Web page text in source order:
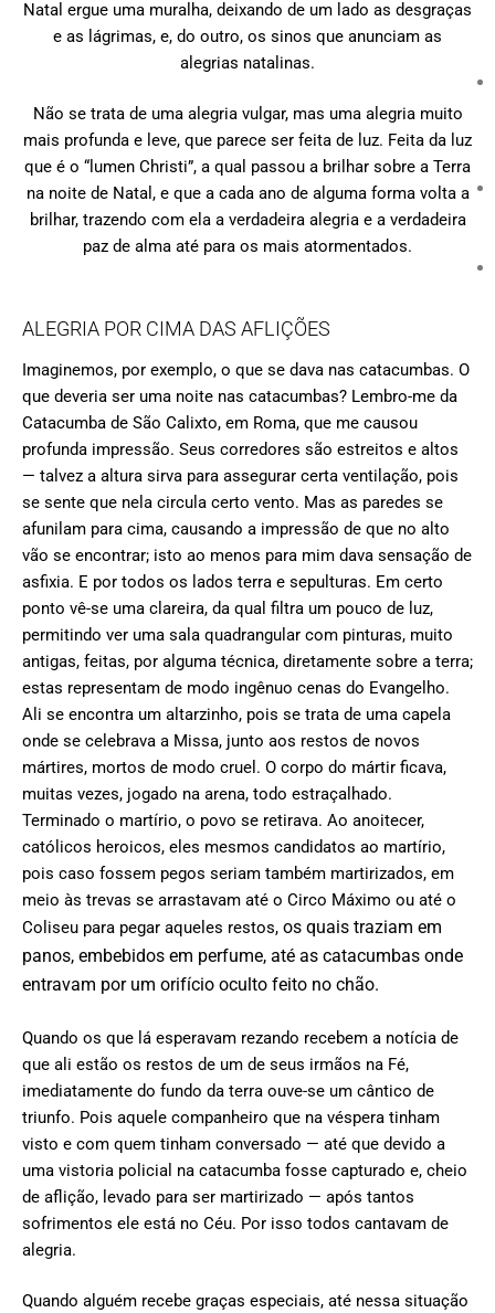
Natal ergue uma muralha, deixando de um lado as desgraças
e as lágrimas, e, do outro, os sinos que anunciam as
alegrias natalinas.
Não se trata de uma alegria vulgar, mas uma alegria muito
mais profunda e leve, que parece ser feita de luz. Feita da luz
que é o “lumen Christi”, a qual passou a brilhar sobre a Terra
na noite de Natal, e que a cada ano de alguma forma volta a
brilhar, trazendo com ela a verdadeira alegria e a verdadeira
paz de alma até para os mais atormentados.
ALEGRIA POR CIMA DAS AFLIÇÕES
Imaginemos, por exemplo, o que se dava nas catacumbas. O
que deveria ser uma noite nas catacumbas? Lembro-me da
Catacumba de São Calixto, em Roma, que me causou
profunda impressão. Seus corredores são estreitos e altos
— talvez a altura sirva para assegurar certa ventilação, pois
se sente que nela circula certo vento. Mas as paredes se
afunilam para cima, causando a impressão de que no alto
vão se encontrar; isto ao menos para mim dava sensação de
asfixia. E por todos os lados terra e sepulturas. Em certo
ponto vê-se uma clareira, da qual filtra um pouco de luz,
permitindo ver uma sala quadrangular com pinturas, muito
antigas, feitas, por alguma técnica, diretamente sobre a terra;
estas representam de modo ingênuo cenas do Evangelho.
Ali se encontra um altarzinho, pois se trata de uma capela
onde se celebrava a Missa, junto aos restos de novos
mártires, mortos de modo cruel. O corpo do mártir ficava,
muitas vezes, jogado na arena, todo estraçalhado.
Terminado o martírio, o povo se retirava. Ao anoitecer,
católicos heroicos, eles mesmos candidatos ao martírio,
pois caso fossem pegos seriam também martirizados, em
meio às trevas se arrastavam até o Circo Máximo ou até o
Coliseu para pegar aqueles restos, os quais traziam em
panos, embebidos em perfume, até as catacumbas onde
entravam por um orifício oculto feito no chão.
Quando os que lá esperavam rezando recebem a notícia de
que ali estão os restos de um de seus irmãos na Fé,
imediatamente do fundo da terra ouve-se um cântico de
triunfo. Pois aquele companheiro que na véspera tinham
visto e com quem tinham conversado — até que devido a
uma vistoria policial na catacumba fosse capturado e, cheio
de aflição, levado para ser martirizado — após tantos
sofrimentos ele está no Céu. Por isso todos cantavam de
alegria.
Quando alguém recebe graças especiais, até nessa situação